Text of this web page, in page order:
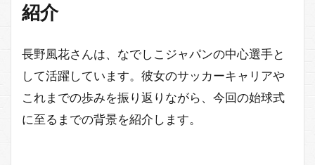
紹介
長野風花さんは、なでしこジャパンの中心選手と
して活躍しています。彼女のサッカーキャリアや
これまでの歩みを振り返りながら、今回の始球式
に至るまでの背景を紹介します。